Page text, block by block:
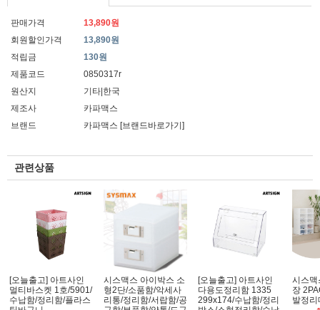
판매가격
13,890원
회원할인가격
13,890원
적립금
130원
제품코드
0850317r
원산지
기타|한국
제조사
카파맥스
브랜드
카파맥스 [브랜드바로가기]
관련상품
[오늘출고] 아트사인
멀티바스켓 1호/5901/
수납함/정리함/플라스
시스맥스 아이박스 소
형2단/소품함/악세사
리통/정리함/서랍함/공
[오늘출고] 아트사인
다용도정리함 1335
299x174/수납함/정리
시스맥
장
발정리